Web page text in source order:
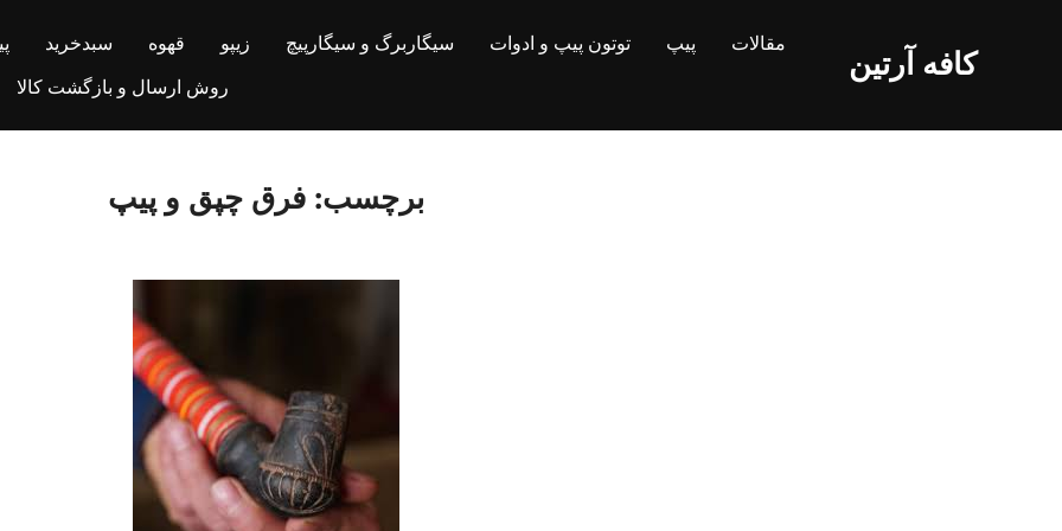
کافه آرتین
مقالات پیپ توتون پیپ و ادوات سیگاربرگ و سیگارپیچ زیپو قهوه سبدخرید
روش ارسال و بازگشت کالا
برچسب:فرق چپق و پیپ